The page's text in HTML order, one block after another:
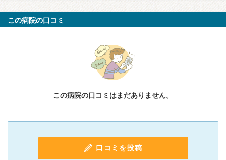
この病院の口コミ
この病院の口コミはまだありません。
口コミを投稿